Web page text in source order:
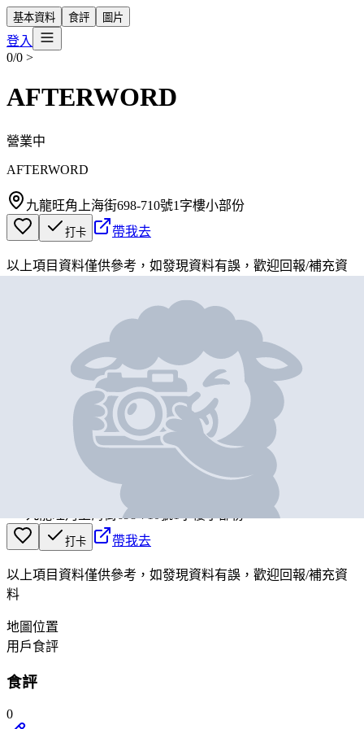
基本資料 食評 圖片
登入
0/0 >
AFTERWORD
營業中
AFTERWORD
九龍旺角上海街698-710號1字樓小部份
打卡 帶我去
以上項目資料僅供參考，如發現資料有誤，歡迎回報/補充資
AFTERWORD
九龍旺角上海街698-710號1字樓小部份
打卡 帶我去
以上項目資料僅供參考，如發現資料有誤，歡迎回報/補充資
料
地圖位置
用戶食評
食評
0